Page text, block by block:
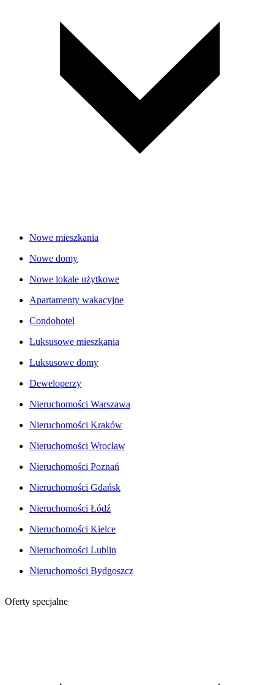
Nowe mieszkania
Nowe domy
Nowe lokale użytkowe
Apartamenty wakacyjne
Condohotel
Luksusowe mieszkania
Luksusowe domy
Deweloperzy
Nieruchomości Warszawa
Nieruchomości Kraków
Nieruchomości Wrocław
Nieruchomości Poznań
Nieruchomości Gdańsk
Nieruchomości Łódź
Nieruchomości Kielce
Nieruchomości Lublin
Nieruchomości Bydgoszcz
Oferty specjalne